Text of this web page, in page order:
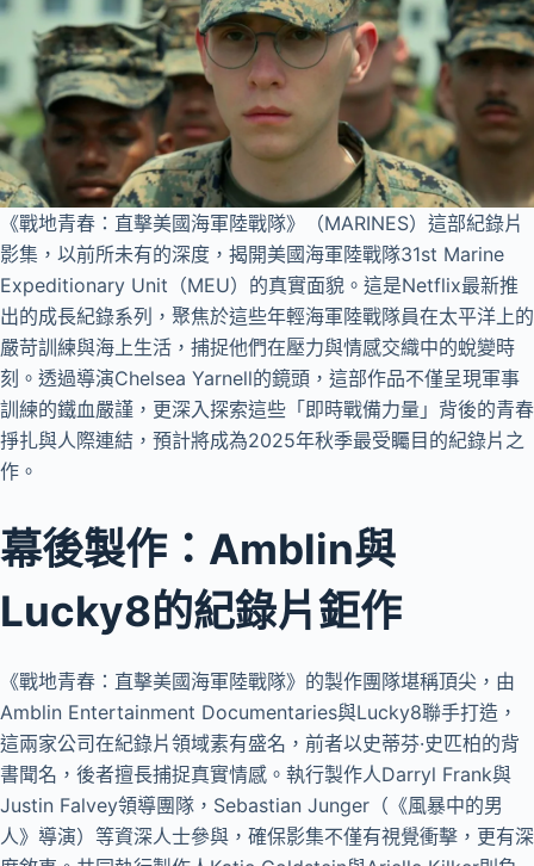
《戰地青春：直擊美國海軍陸戰隊》（MARINES）這部紀錄片
影集，以前所未有的深度，揭開美國海軍陸戰隊31st Marine
Expeditionary Unit（MEU）的真實面貌。這是Netflix最新推
出的成長紀錄系列，聚焦於這些年輕海軍陸戰隊員在太平洋上的
嚴苛訓練與海上生活，捕捉他們在壓力與情感交織中的蛻變時
刻。透過導演Chelsea Yarnell的鏡頭，這部作品不僅呈現軍事
訓練的鐵血嚴謹，更深入探索這些「即時戰備力量」背後的青春
掙扎與人際連結，預計將成為2025年秋季最受矚目的紀錄片之
作。
幕後製作：Amblin與
Lucky8的紀錄片鉅作
《戰地青春：直擊美國海軍陸戰隊》的製作團隊堪稱頂尖，由
Amblin Entertainment Documentaries與Lucky8聯手打造，
這兩家公司在紀錄片領域素有盛名，前者以史蒂芬·史匹柏的背
書聞名，後者擅長捕捉真實情感。執行製作人Darryl Frank與
Justin Falvey領導團隊，Sebastian Junger（《風暴中的男
人》導演）等資深人士參與，確保影集不僅有視覺衝擊，更有深